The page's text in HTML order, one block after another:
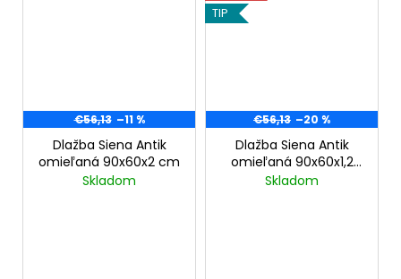
€56,13 –11 %
Dlažba Siena Antik
omieľaná 90x60x2 cm
Skladom
TIP
€56,13 –20 %
Dlažba Siena Antik
omieľaná 90x60x1,2
cm
Skladom